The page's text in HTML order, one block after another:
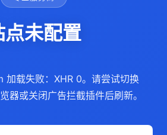
点未配置
加载失败：XHR 0。请尝试切换
器或关闭广告拦截插件后刷新。